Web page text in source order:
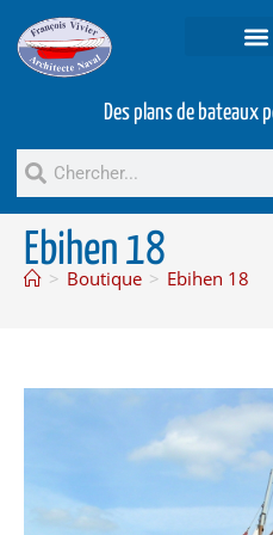
Des plans de bateaux
Ebihen 18
> Boutique > Ebihen 18